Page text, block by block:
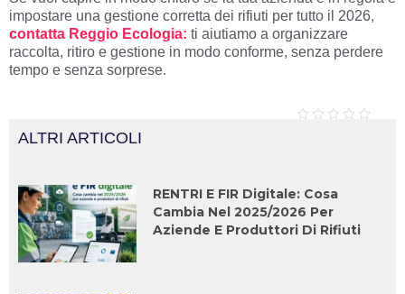
impostare una gestione corretta dei rifiuti per tutto il 2026,
contatta Reggio Ecologia: ti aiutiamo a organizzare
raccolta, ritiro e gestione in modo conforme, senza perdere
tempo e senza sorprese.
ALTRI ARTICOLI
RENTRI E FIR Digitale: Cosa
Cambia Nel 2025/2026 Per
Aziende E Produttori Di Rifiuti